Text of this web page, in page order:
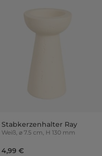
Stabkerzenhalter Ray
Weiß, ⌀ 7.5 cm, H 130 mm
4,99 €